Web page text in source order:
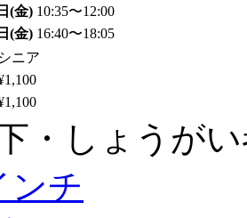
(金) 10:35〜12:00
(金) 16:40〜18:05
シニア
・しょうがい